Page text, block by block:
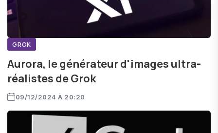
GROK
Aurora, le générateur d'images ultra-
réalistes de Grok
09/12/2024 À 20:20